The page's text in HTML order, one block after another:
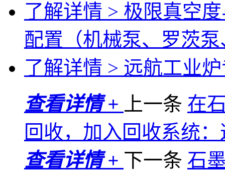
了解详情 > 极限真空
配置（机械泵、罗茨
了解详情 > 远航工业
查看详情 +
上一条 在
回收，加入回收系统
查看详情 + 下一条 石